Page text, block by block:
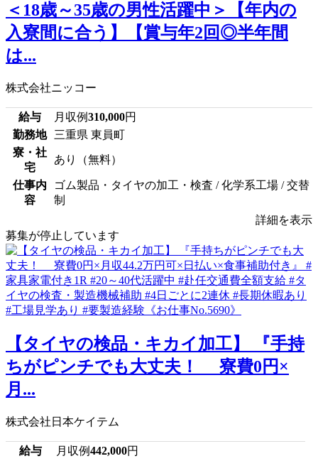
＜18歳～35歳の男性活躍中＞【年内の
入寮間に合う】【賞与年2回◎半年間
は...
株式会社ニッコー
給与 月収例310,000円
勤務地
三重県 東員町
寮・社
宅
あり（無料）
仕事内
容
ゴム製品・タイヤの加工・検査 / 化学系工場 / 交替
制
詳細を表示
募集が停止しています
【タイヤの検品・キカイ加工】 『手持
ちがピンチでも大丈夫！ 寮費0円×
月...
株式会社日本ケイテム
給与 月収例442,000円